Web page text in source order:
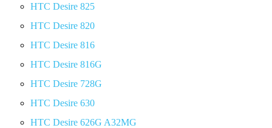
HTC Desire 825
HTC Desire 820
HTC Desire 816
HTC Desire 816G
HTC Desire 728G
HTC Desire 630
HTC Desire 626G A32MG